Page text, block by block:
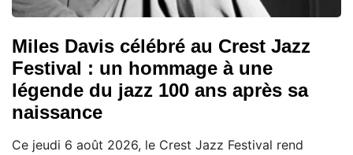
Miles Davis célébré au Crest Jazz
Festival : un hommage à une
légende du jazz 100 ans après sa
naissance
Ce jeudi 6 août 2026, le Crest Jazz Festival rend